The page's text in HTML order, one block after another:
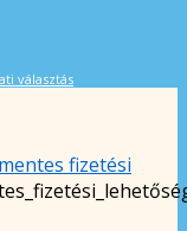
választás
fizetési